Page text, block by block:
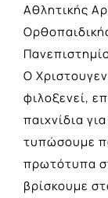
Αθλητικής
Ο
φιλοξενεί,
παιχνίδια
τυπώσουμε
πρωτότυπα
βρίσκουμε